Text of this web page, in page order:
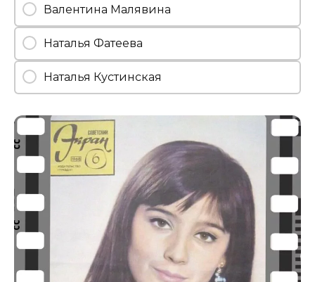
Валентина Малявина
Наталья Фатеева
Наталья Кустинская